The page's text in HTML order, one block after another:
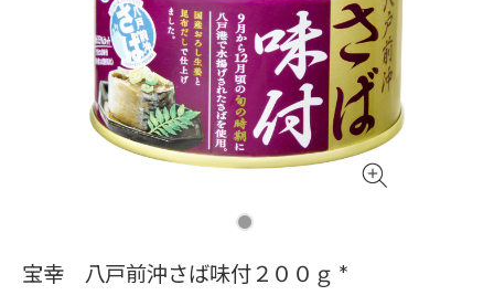
宝幸 八戸前沖さば味付２００ｇ *